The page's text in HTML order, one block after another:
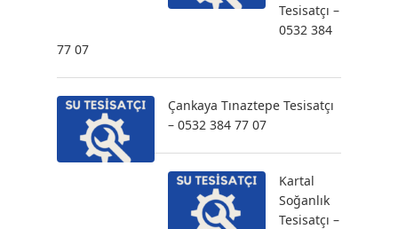
Tesisatçı –
0532 384
77 07
Çankaya Tınaztepe Tesisatçı
– 0532 384 77 07
Kartal
Soğanlık
Tesisatçı –